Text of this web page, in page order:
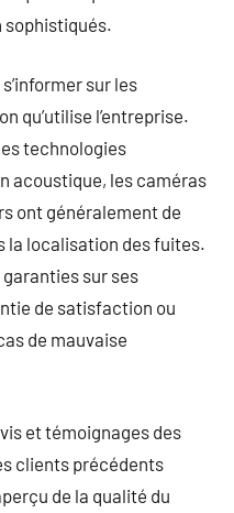
sophistiqués.
sur les
qu’utilise l’entreprise.
technologies
acoustique, les caméras
ont généralement de
la localisation des fuites.
sur ses
de satisfaction ou
de mauvaise
et témoignages des
clients précédents
de la qualité du